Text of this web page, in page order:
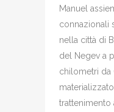
Manuel
connazionali
nella città di
del Negev a
chilometri da
trattenimento